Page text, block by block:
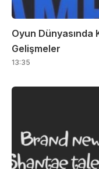
Oyun Dünyasında
Gelişmeler
13:35